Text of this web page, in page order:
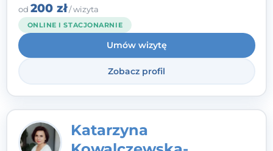
zespół, który szuka rozwiązań.
od 200 zł/ wizyta
ONLINE I STACJONARNIE
Umów wizytę
Zobacz profil
Katarzyna